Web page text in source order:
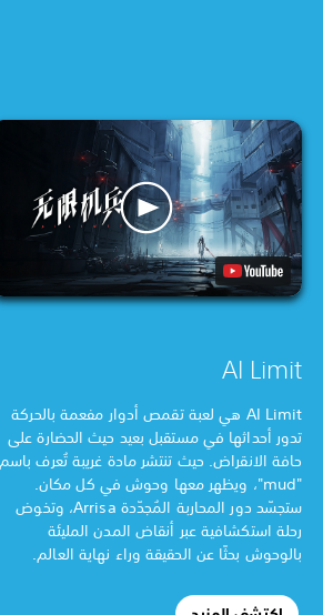
AI Limit
AI Limit هي لعبة تقمص أدوار مفعمة بالحركة
تدور أحداثها في مستقبل بعيد حيث الحضارة على
حافة الانقراض. حيث تنتشر مادة غريبة تُعرف باسم
"mud"، ويظهر معها وحوش في كل مكان.
ستجسّد دور المحاربة المُجدّدة Arrisa، وتخوض
رحلة استكشافية عبر أنقاض المدن المليئة
بالوحوش بحثًا عن الحقيقة وراء نهاية العالم.